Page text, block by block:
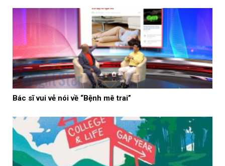
Bác sĩ vui vẻ nói về “Bệnh mê trai”